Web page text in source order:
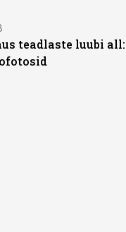
teadlaste luubi all: